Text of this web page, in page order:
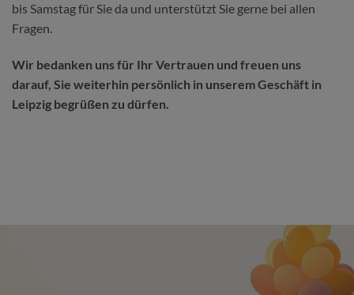
bis Samstag für Sie da und unterstützt Sie gerne bei allen
Fragen.
Wir bedanken uns für Ihr Vertrauen und freuen uns
darauf, Sie weiterhin persönlich in unserem Geschäft in
Leipzig begrüßen zu dürfen.